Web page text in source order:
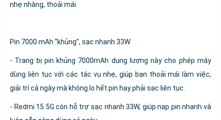
nhẹ nhàng, thoải mái.
Pin 7000 mAh “khủng”, sạc nhanh 33W
- Trang bị pin khủng 7000mAh dung lượng này cho phép máy
dùng liên tục với các tác vụ nhẹ, giúp bạn thoải mái làm việc,
giải trí cả ngày mà không lo hết pin hay phải sạc liên tục.
- Redmi 15 5G còn hỗ trợ sạc nhanh 33W, giúp nạp pin nhanh và